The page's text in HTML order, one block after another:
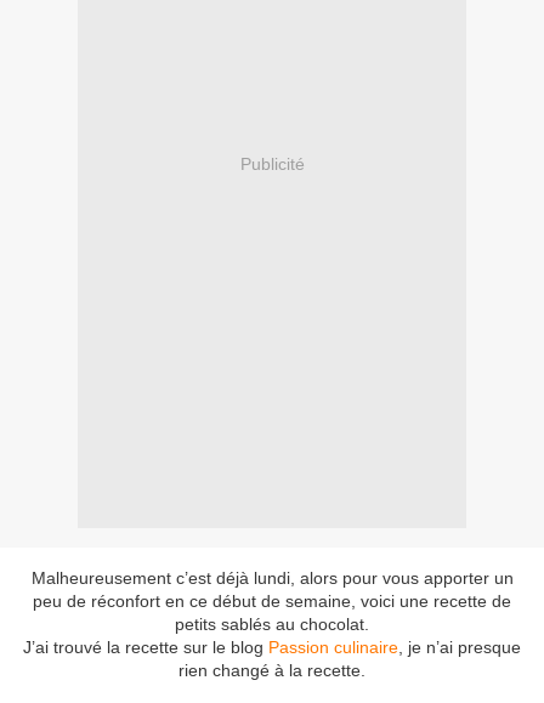
Publicité
Malheureusement c’est déjà lundi, alors pour vous apporter un
peu de réconfort en ce début de semaine, voici une recette de
petits sablés au chocolat.
J’ai trouvé la recette sur le blog Passion culinaire , je n’ai presque
rien changé à la recette.